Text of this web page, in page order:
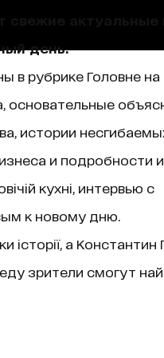
день.
в рубрике Головне на
основательные
истории
и подробности
кухні, интервью с
к новому дню.
а Константин
зрители смогут